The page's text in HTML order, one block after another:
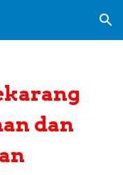
Skip to navigation
dan